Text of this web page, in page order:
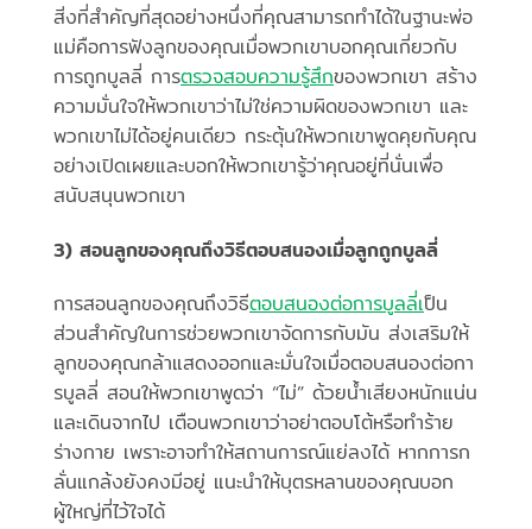
สิ่งที่สำคัญที่สุดอย่างหนึ่งที่คุณสามารถทำได้ในฐานะพ่อ
แม่คือการฟังลูกของคุณเมื่อพวกเขาบอกคุณเกี่ยวกับ
การถูกบูลลี่ การตรวจสอบความรู้สึกของพวกเขา สร้าง
ความมั่นใจให้พวกเขาว่าไม่ใช่ความผิดของพวกเขา และ
พวกเขาไม่ได้อยู่คนเดียว กระตุ้นให้พวกเขาพูดคุยกับคุณ
อย่างเปิดเผยและบอกให้พวกเขารู้ว่าคุณอยู่ที่นั่นเพื่อ
สนับสนุนพวกเขา
3) สอนลูกของคุณถึงวิธีตอบสนองเมื่อลูกถูกบูลลี่
การสอนลูกของคุณถึงวิธีตอบสนองต่อการบูลลี่เป็น
ส่วนสำคัญในการช่วยพวกเขาจัดการกับมัน ส่งเสริมให้
ลูกของคุณกล้าแสดงออกและมั่นใจเมื่อตอบสนองต่อกา
รบูลลี่ สอนให้พวกเขาพูดว่า “ไม่” ด้วยน้ำเสียงหนักแน่น
และเดินจากไป เตือนพวกเขาว่าอย่าตอบโต้หรือทำร้าย
ร่างกาย เพราะอาจทำให้สถานการณ์แย่ลงได้ หากการก
ลั่นแกล้งยังคงมีอยู่ แนะนำให้บุตรหลานของคุณบอก
ผู้ใหญ่ที่ไว้ใจได้